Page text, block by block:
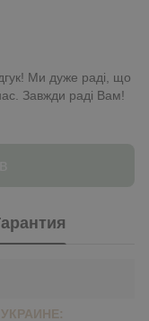
Ми дуже раді, що
Завжди раді Вам!